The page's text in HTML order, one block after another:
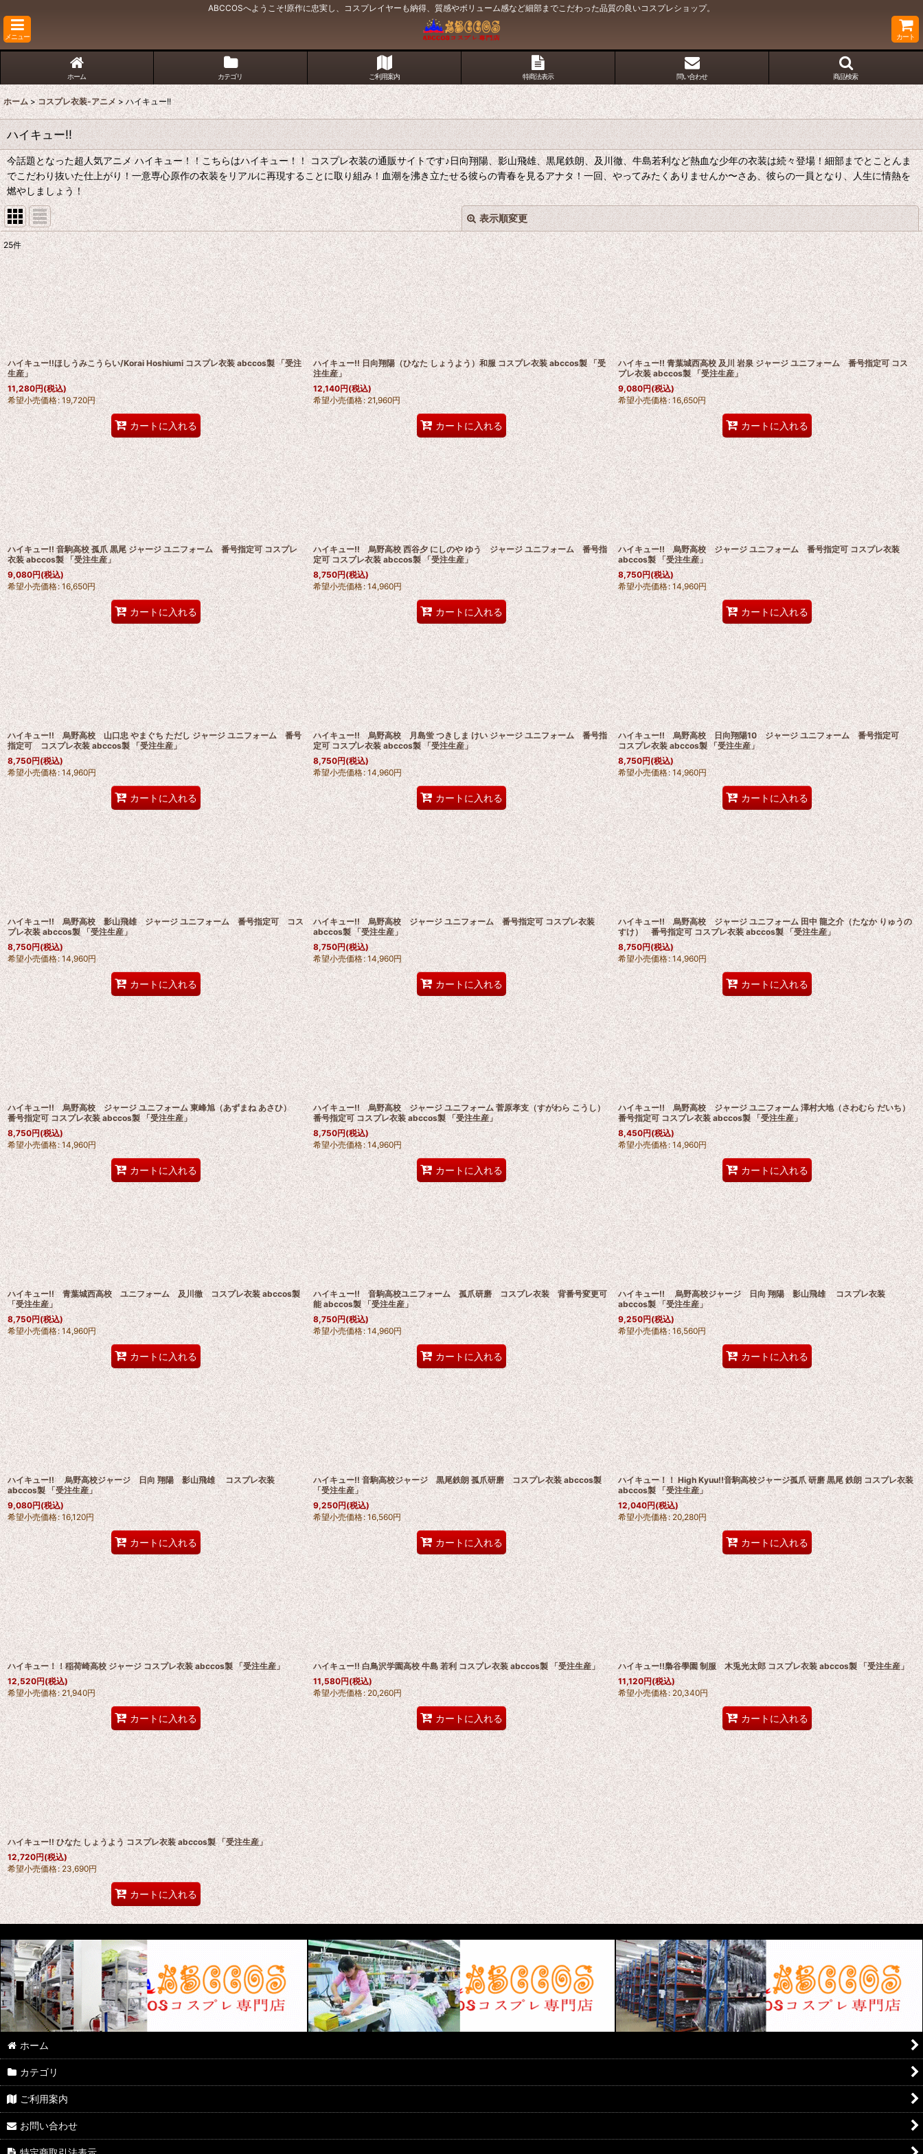
ABCCOSへようこそ!原作に忠実し、コスプレイヤーも納得、質感やボリューム感など細部までこだわった品質の良いコスプレショップ。
メニュー カート
ホーム カテゴリ ご利用案内 特商法表示 問い合わせ 商品検索
ホーム > コスプレ衣装-アニメ > ハイキュー!!
ハイキュー!!
今話題となった超人気アニメ ハイキュー！！こちらはハイキュー！！ コスプレ衣装の通販サイトです♪日向翔陽、影山飛雄、黒尾鉄朗、及川徹、牛島若利など熱血な少年の衣装は続々登場！細部までとことんま
でこだわり抜いた仕上がり！一意専心原作の衣装をリアルに再現することに取り組み！血潮を沸き立たせる彼らの青春を見るアナタ！一回、やってみたくありませんか〜さあ、彼らの一員となり、人生に情熱を
燃やしましょう！
表示順変更
表示数:
並び順:
絞り込む
閉じる
25件
ハイキュー!!ほしうみこうらい/Korai Hoshiumi コスプレ衣装 abccos製 「受注
生産」
11,280円(税込)
希望小売価格: 19,720円
カートに入れる
ハイキュー!! 日向翔陽（ひなた しょうよう）和服 コスプレ衣装 abccos製 「受
注生産」
12,140円(税込)
希望小売価格: 21,960円
カートに入れる
ハイキュー!! 青葉城西高校 及川 岩泉 ジャージ ユニフォーム 番号指定可 コス
プレ衣装 abccos製 「受注生産」
9,080円(税込)
希望小売価格: 16,650円
カートに入れる
ハイキュー!! 音駒高校 孤爪 黒尾 ジャージ ユニフォーム 番号指定可 コスプレ
衣装 abccos製 「受注生産」
9,080円(税込)
希望小売価格: 16,650円
カートに入れる
ハイキュー!! 烏野高校 西谷夕 にしのや ゆう ジャージ ユニフォーム 番号指
定可 コスプレ衣装 abccos製 「受注生産」
8,750円(税込)
希望小売価格: 14,960円
カートに入れる
ハイキュー!! 烏野高校 ジャージ ユニフォーム 番号指定可 コスプレ衣装
abccos製 「受注生産」
8,750円(税込)
希望小売価格: 14,960円
カートに入れる
ハイキュー!! 烏野高校 山口忠 やまぐち ただし ジャージ ユニフォーム 番号
指定可 コスプレ衣装 abccos製 「受注生産」
8,750円(税込)
希望小売価格: 14,960円
カートに入れる
ハイキュー!! 烏野高校 月島蛍 つきしま けい ジャージ ユニフォーム 番号指
定可 コスプレ衣装 abccos製 「受注生産」
8,750円(税込)
希望小売価格: 14,960円
カートに入れる
ハイキュー!! 烏野高校 日向翔陽10 ジャージ ユニフォーム 番号指定可
コスプレ衣装 abccos製 「受注生産」
8,750円(税込)
希望小売価格: 14,960円
カートに入れる
ハイキュー!! 烏野高校 影山飛雄 ジャージ ユニフォーム 番号指定可 コス
プレ衣装 abccos製 「受注生産」
8,750円(税込)
希望小売価格: 14,960円
カートに入れる
ハイキュー!! 烏野高校 ジャージ ユニフォーム 番号指定可 コスプレ衣装
abccos製 「受注生産」
8,750円(税込)
希望小売価格: 14,960円
カートに入れる
ハイキュー!! 烏野高校 ジャージ ユニフォーム 田中 龍之介（たなか りゅうの
すけ） 番号指定可 コスプレ衣装 abccos製 「受注生産」
8,750円(税込)
希望小売価格: 14,960円
カートに入れる
ハイキュー!! 烏野高校 ジャージ ユニフォーム 東峰旭（あずまね あさひ）
番号指定可 コスプレ衣装 abccos製 「受注生産」
8,750円(税込)
希望小売価格: 14,960円
カートに入れる
ハイキュー!! 烏野高校 ジャージ ユニフォーム 菅原孝支（すがわら こうし）
番号指定可 コスプレ衣装 abccos製 「受注生産」
8,750円(税込)
希望小売価格: 14,960円
カートに入れる
ハイキュー!! 烏野高校 ジャージ ユニフォーム 澤村大地（さわむら だいち）
番号指定可 コスプレ衣装 abccos製 「受注生産」
8,450円(税込)
希望小売価格: 14,960円
カートに入れる
ハイキュー!! 青葉城西高校 ユニフォーム 及川徹 コスプレ衣装 abccos製
「受注生産」
8,750円(税込)
希望小売価格: 14,960円
カートに入れる
ハイキュー!! 音駒高校ユニフォーム 孤爪研磨 コスプレ衣装 背番号変更可
能 abccos製 「受注生産」
8,750円(税込)
希望小売価格: 14,960円
カートに入れる
ハイキュー!! 烏野高校ジャージ 日向 翔陽 影山飛雄 コスプレ衣装
abccos製 「受注生産」
9,250円(税込)
希望小売価格: 16,560円
カートに入れる
ハイキュー!! 烏野高校ジャージ 日向 翔陽 影山飛雄 コスプレ衣装
abccos製 「受注生産」
9,080円(税込)
希望小売価格: 16,120円
カートに入れる
ハイキュー!! 音駒高校ジャージ 黒尾鉄朗 孤爪研磨 コスプレ衣装 abccos製
「受注生産」
9,250円(税込)
希望小売価格: 16,560円
カートに入れる
ハイキュー！！ High Kyuu!!音駒高校ジャージ孤爪 研磨 黒尾 鉄朗 コスプレ衣装
abccos製 「受注生産」
12,040円(税込)
希望小売価格: 20,280円
カートに入れる
ハイキュー！！稲荷崎高校 ジャージ コスプレ衣装 abccos製 「受注生産」
12,520円(税込)
希望小売価格: 21,940円
カートに入れる
ハイキュー!! 白鳥沢学園高校 牛島 若利 コスプレ衣装 abccos製 「受注生産」
11,580円(税込)
希望小売価格: 20,260円
カートに入れる
ハイキュー!!梟谷學園 制服 木兎光太郎 コスプレ衣装 abccos製 「受注生産」
11,120円(税込)
希望小売価格: 20,340円
カートに入れる
ハイキュー!! ひなた しょうよう コスプレ衣装 abccos製 「受注生産」
12,720円(税込)
希望小売価格: 23,690円
カートに入れる
ホーム
カテゴリ
ご利用案内
お問い合わせ